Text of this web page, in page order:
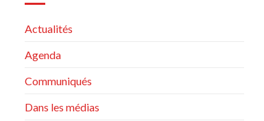
Actualités
Agenda
Communiqués
Dans les médias